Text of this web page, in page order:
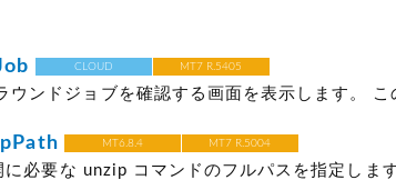
CLOUD MT7 R.5405
ウンドジョブを確認する画面を表示します。
MT6.8.4 MT7 R.5004
必要な unzip コマンドのフルパスを指定しま